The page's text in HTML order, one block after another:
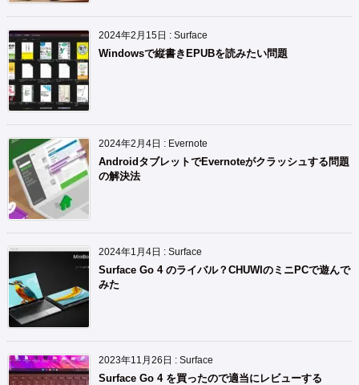
2024年2月15日 : Surface
Windowsで縦書きEPUBを読みたい問題
2024年2月4日 : Evernote
AndroidタブレットでEvernoteがクラッシュする問題
の解決法
2024年1月4日 : Surface
Surface Go 4 のライバル？CHUWIのミニPCで遊んで
みた
2023年11月26日 : Surface
Surface Go 4 を買ったので適当にレビューする